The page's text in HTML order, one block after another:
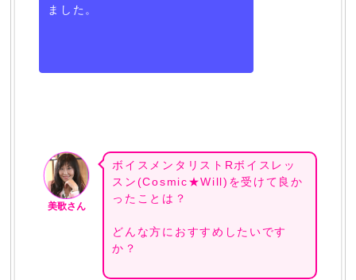
ました。
美歌さん
ボイスメンタリストRボイスレッ
スン(Cosmic★Will)を受けて良か
ったことは？
どんな方におすすめしたいです
か？